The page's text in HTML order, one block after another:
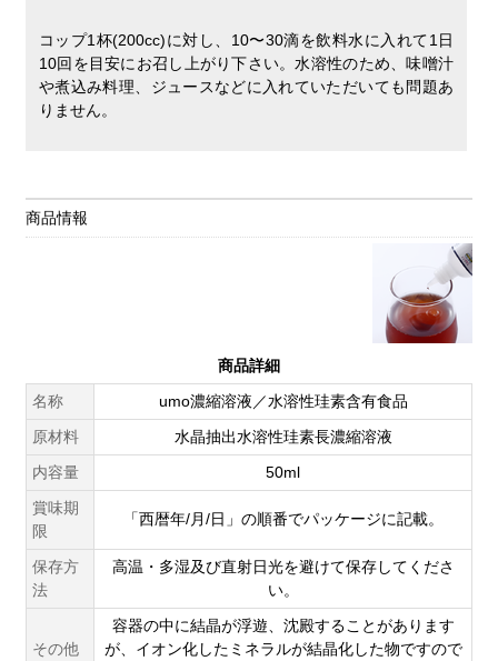
コップ1杯(200cc)に対し、10〜30滴を飲料水に入れて1日
10回を目安にお召し上がり下さい。水溶性のため、味噌汁
や煮込み料理、ジュースなどに入れていただいても問題あ
りません。
商品情報
商品詳細
名称
umo濃縮溶液／水溶性珪素含有食品
原材料
水晶抽出水溶性珪素長濃縮溶液
内容量
50ml
賞味期
限
「西暦年/月/日」の順番でパッケージに記載。
保存方
法
高温・多湿及び直射日光を避けて保存してくださ
い。
その他
容器の中に結晶が浮遊、沈殿することがあります
が、イオン化したミネラルが結晶化した物ですので